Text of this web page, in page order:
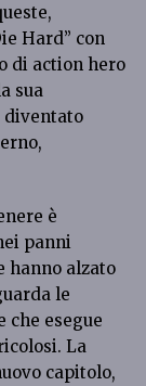
Hard” con
di action hero
sua
diventato
è
panni
hanno alzato
le
che esegue
La
capitolo,